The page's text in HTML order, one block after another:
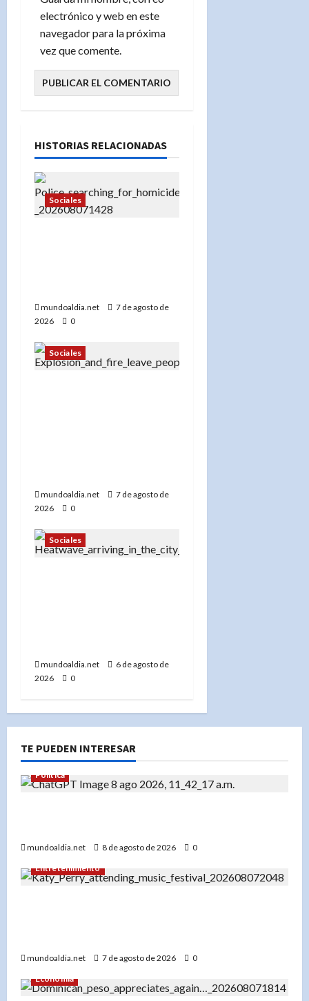
electrónico y web en este
navegador para la próxima
vez que comente.
HISTORIAS RELACIONADAS
Sociales
mundoaldia.net
7 de agosto de
2026
0
Sociales
mundoaldia.net
7 de agosto de
2026
0
Sociales
mundoaldia.net
6 de agosto de
2026
0
TE PUEDEN INTERESAR
Política
mundoaldia.net 8 de agosto de 2026
0
Entretenimiento
mundoaldia.net 7 de agosto de 2026
0
Economía